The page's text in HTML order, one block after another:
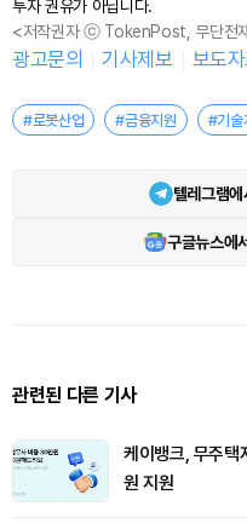
투자 권유가 아닙니다.
<저작권자 ⓒ TokenPost, 무단전
광고문의 기사제보 보도
#로봇산업 #금융지원 #기술
텔레그램에
구글뉴스에
관련된 다른 기사
케이뱅크, 무주택
원 지원